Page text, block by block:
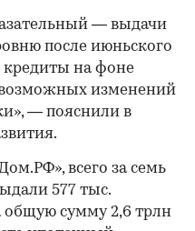
— выдачи
после июньского
кредиты на фоне
изменений
— пояснили в
всего за семь
577 тыс.
общую сумму 2,6 трлн